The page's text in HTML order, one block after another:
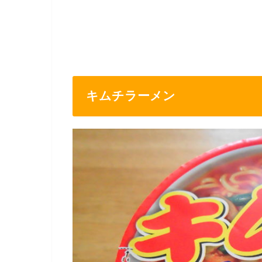
キムチラーメン